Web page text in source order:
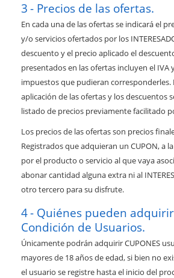
Precios de las ofertas.
En cada una de las ofertas se indicará el
y/o servicios ofertados por los
descuento y el precio aplicado el
presentados en las ofertas incluyen el IVA
impuestos que pudieran corresponderles.
aplicación de las ofertas y los descuentos
listado de precios previamente facilitado
Los precios de las ofertas son precios
Registrados que adquieran un CUPON, a
por el producto o servicio al que vaya
abonar cantidad alguna extra ni al
otro tercero para su disfrute.
Quiénes pueden adquirir
Condición de Usuarios.
Únicamente podrán adquirir CUPONES
mayores de 18 años de edad, si bien no
el usuario se registre hasta el inicio del